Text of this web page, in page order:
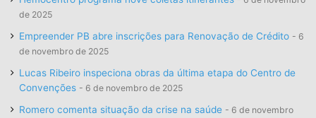
de 2025
Empreender PB abre inscrições para Renovação de Crédito
6
de novembro de 2025
Lucas Ribeiro inspeciona obras da última etapa do Centro de
Convenções
6 de novembro de 2025
Romero comenta situação da crise na saúde
6 de novembro